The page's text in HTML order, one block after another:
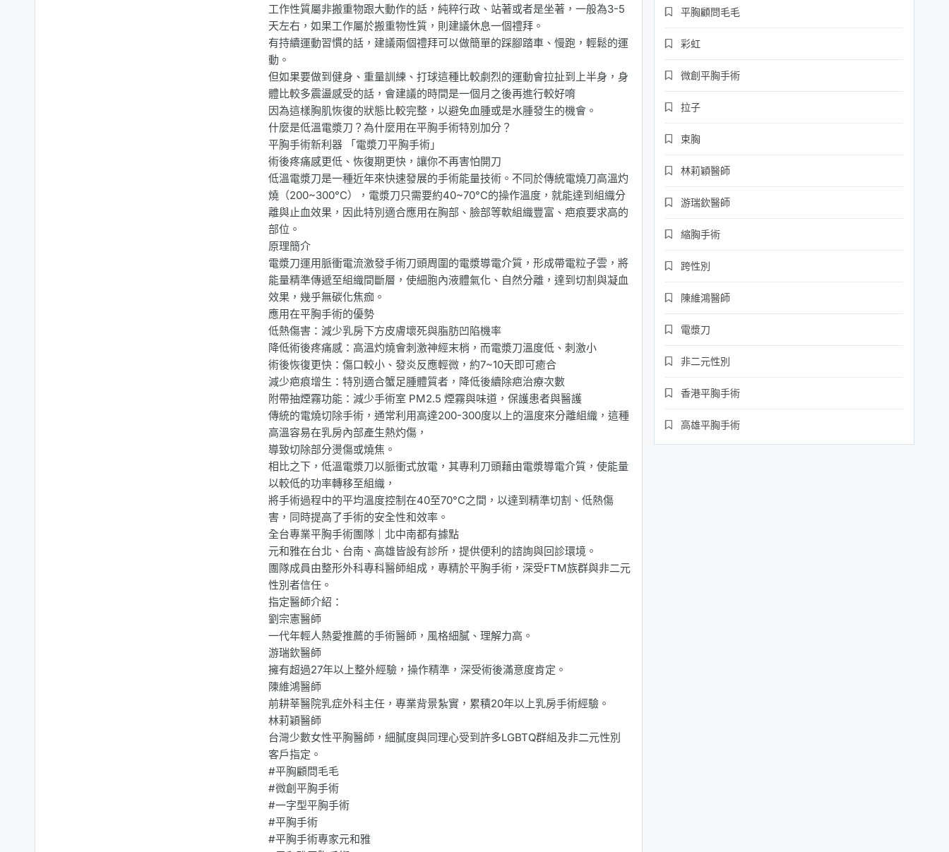
工作性質屬非搬重物跟大動作的話，純粹行政、站著或者是坐著，一般為3-5
天左右，如果工作屬於搬重物性質，則建議休息一個禮拜。
有持續運動習慣的話，建議兩個禮拜可以做簡單的踩腳踏車、慢跑，輕鬆的運
動。
但如果要做到健身、重量訓練、打球這種比較劇烈的運動會拉扯到上半身，身
體比較多震盪感受的話，會建議的時間是一個月之後再進行較好唷
因為這樣胸肌恢復的狀態比較完整，以避免血腫或是水腫發生的機會。
什麼是低溫電漿刀？為什麼用在平胸手術特別加分？
平胸手術新利器 「電漿刀平胸手術」
術後疼痛感更低、恢復期更快，讓你不再害怕開刀
低溫電漿刀是一種近年來快速發展的手術能量技術。不同於傳統電燒刀高溫灼
燒（200~300°C），電漿刀只需要約40~70°C的操作溫度，就能達到組織分
離與止血效果，因此特別適合應用在胸部、臉部等軟組織豐富、疤痕要求高的
部位。
原理簡介
電漿刀運用脈衝電流激發手術刀頭周圍的電漿導電介質，形成帶電粒子雲，將
能量精準傳遞至組織間斷層，使細胞內液體氣化、自然分離，達到切割與凝血
效果，幾乎無碳化焦痂。
應用在平胸手術的優勢
低熱傷害：減少乳房下方皮膚壞死與脂肪凹陷機率
降低術後疼痛感：高溫灼燒會刺激神經末梢，而電漿刀溫度低、刺激小
術後恢復更快：傷口較小、發炎反應輕微，約7~10天即可癒合
減少疤痕增生：特別適合蟹足腫體質者，降低後續除疤治療次數
附帶抽煙霧功能：減少手術室 PM2.5 煙霧與味道，保護患者與醫護
傳統的電燒切除手術，通常利用高達200-300度以上的溫度來分離組織，這種
高溫容易在乳房內部產生熱灼傷，
導致切除部分燙傷或燒焦。
相比之下，低溫電漿刀以脈衝式放電，其專利刀頭藉由電漿導電介質，使能量
以較低的功率轉移至組織，
將手術過程中的平均溫度控制在40至70°C之間，以達到精準切割、低熱傷
害，同時提高了手術的安全性和效率。
全台專業平胸手術團隊｜北中南都有據點
元和雅在台北、台南、高雄皆設有診所，提供便利的諮詢與回診環境。
團隊成員由整形外科專科醫師組成，專精於平胸手術，深受FTM族群與非二元
性別者信任。
指定醫師介紹：
劉宗憲醫師
一代年輕人熱愛推薦的手術醫師，風格細膩、理解力高。
游瑞欽醫師
擁有超過27年以上整外經驗，操作精準，深受術後滿意度肯定。
陳維鴻醫師
前耕莘醫院乳症外科主任，專業背景紮實，累積20年以上乳房手術經驗。
林莉穎醫師
台灣少數女性平胸醫師，細膩度與同理心受到許多LGBTQ群組及非二元性別
客戶指定。
#平胸顧問毛毛
#微創平胸手術
#一字型平胸手術
#平胸手術
#平胸手術專家元和雅
平胸顧問毛毛
彩虹
微創平胸手術
拉子
束胸
林莉穎醫師
游瑞欽醫師
縮胸手術
跨性別
陳維鴻醫師
電漿刀
非二元性別
香港平胸手術
高雄平胸手術